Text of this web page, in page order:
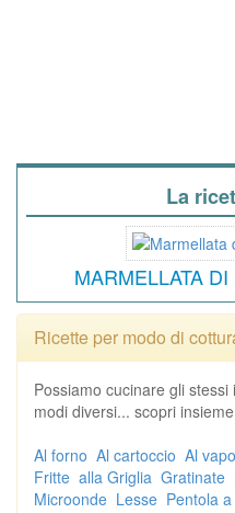
La
MARMELLATA
Ricette per modo di
Possiamo cucinare gli
modi diversi... scopri
Al forno Al cartoccio Al
Fritte alla Griglia Gratinate
Microonde Lesse Pentola